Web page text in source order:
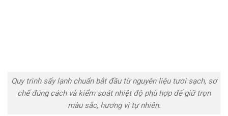
Quy trình sấy lạnh chuẩn bắt đầu từ nguyên liệu tươi sạch, sơ
chế đúng cách và kiểm soát nhiệt độ phù hợp để giữ trọn
màu sắc, hương vị tự nhiên.